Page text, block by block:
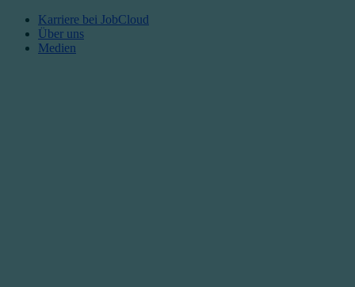
Karriere bei JobCloud​
Über uns
Medien